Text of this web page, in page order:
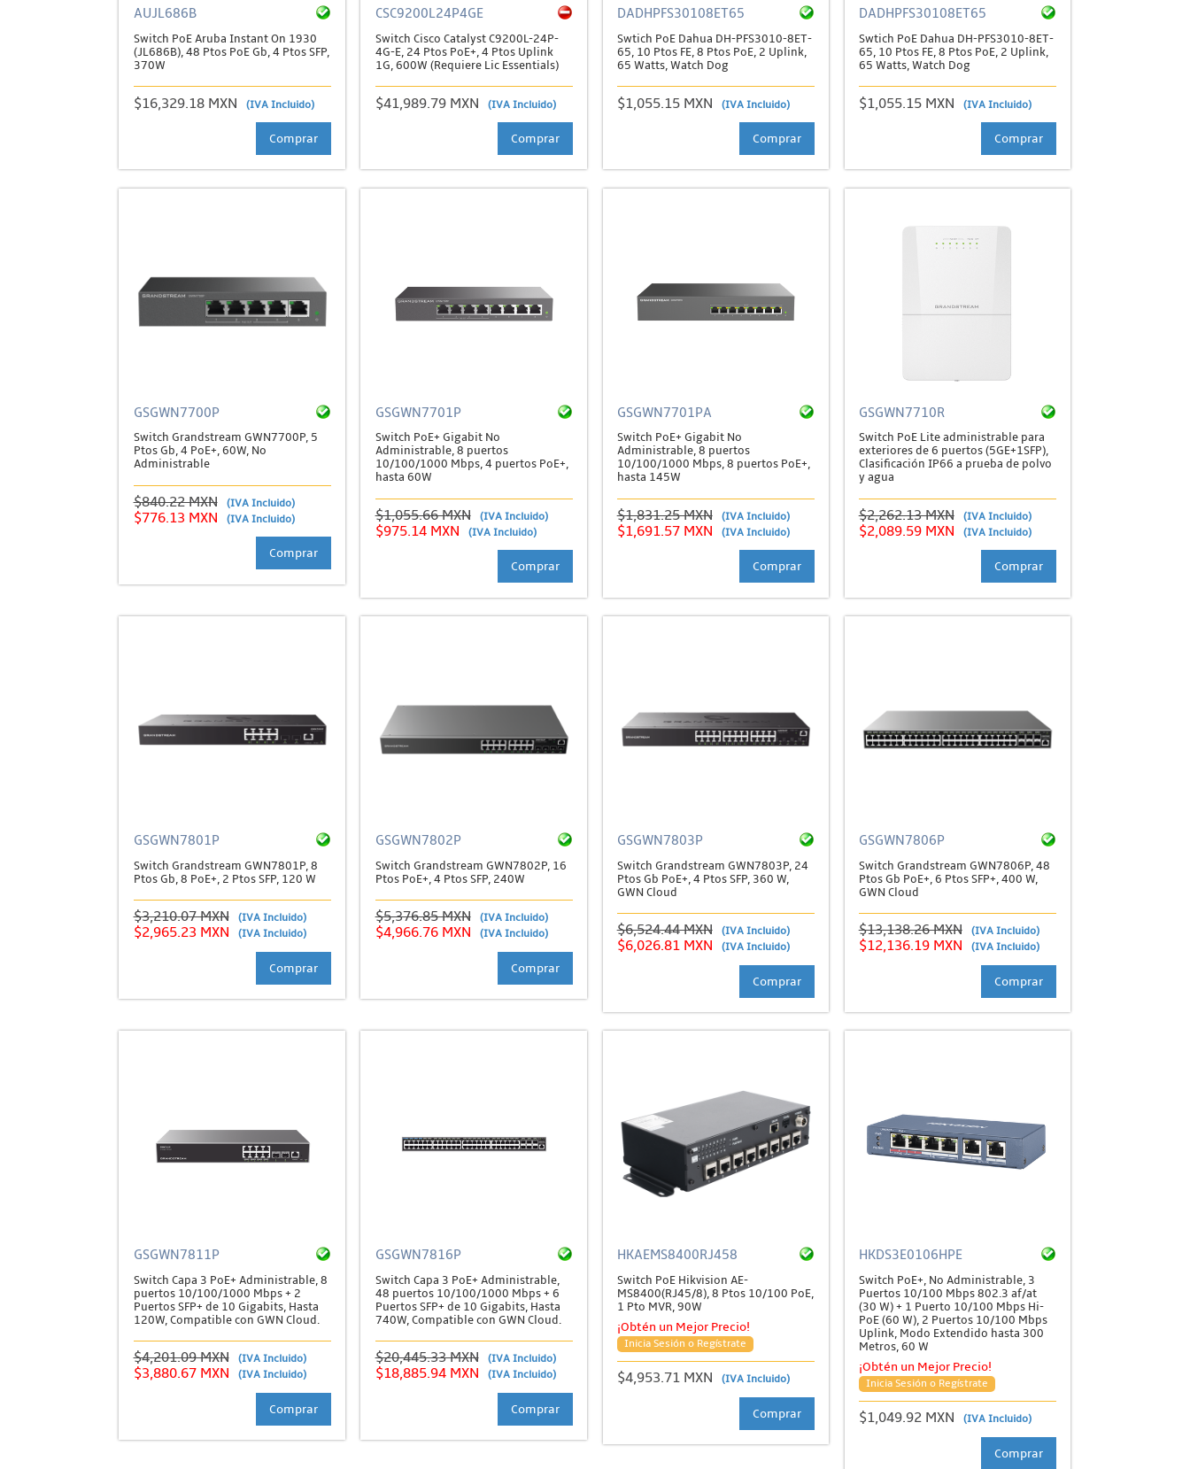
AUJL686B
Switch PoE Aruba Instant On 1930
(JL686B), 48 Ptos PoE Gb, 4 Ptos SFP,
370W
$16,329.18 MXN (IVA Incluido)
Comprar
CSC9200L24P4GE
Switch Cisco Catalyst C9200L-24P-
4G-E, 24 Ptos PoE+, 4 Ptos Uplink
1G, 600W (Requiere Lic Essentials)
$41,989.79 MXN (IVA Incluido)
Comprar
DADHPFS30108ET65
Swtich PoE Dahua DH-PFS3010-8ET-
65, 10 Ptos FE, 8 Ptos PoE, 2 Uplink,
65 Watts, Watch Dog
$1,055.15 MXN (IVA Incluido)
Comprar
DADHPFS30108ET65
Swtich PoE Dahua DH-PFS3010-8ET-
65, 10 Ptos FE, 8 Ptos PoE, 2 Uplink,
65 Watts, Watch Dog
$1,055.15 MXN (IVA Incluido)
Comprar
GSGWN7700P
Switch Grandstream GWN7700P, 5
Ptos Gb, 4 PoE+, 60W, No
Administrable
$840.22 MXN (IVA Incluido)
$776.13 MXN (IVA Incluido)
Comprar
GSGWN7701P
Switch PoE+ Gigabit No
Administrable, 8 puertos
10/100/1000 Mbps, 4 puertos PoE+,
hasta 60W
$1,055.66 MXN (IVA Incluido)
$975.14 MXN (IVA Incluido)
Comprar
GSGWN7701PA
Switch PoE+ Gigabit No
Administrable, 8 puertos
10/100/1000 Mbps, 8 puertos PoE+,
hasta 145W
$1,831.25 MXN (IVA Incluido)
$1,691.57 MXN (IVA Incluido)
Comprar
GSGWN7710R
Switch PoE Lite administrable para
exteriores de 6 puertos (5GE+1SFP),
Clasificación IP66 a prueba de polvo
y agua
$2,262.13 MXN (IVA Incluido)
$2,089.59 MXN (IVA Incluido)
Comprar
GSGWN7801P
Switch Grandstream GWN7801P, 8
Ptos Gb, 8 PoE+, 2 Ptos SFP, 120 W
$3,210.07 MXN (IVA Incluido)
$2,965.23 MXN (IVA Incluido)
Comprar
GSGWN7802P
Switch Grandstream GWN7802P, 16
Ptos PoE+, 4 Ptos SFP, 240W
$5,376.85 MXN (IVA Incluido)
$4,966.76 MXN (IVA Incluido)
Comprar
GSGWN7803P
Switch Grandstream GWN7803P, 24
Ptos Gb PoE+, 4 Ptos SFP, 360 W,
GWN Cloud
$6,524.44 MXN (IVA Incluido)
$6,026.81 MXN (IVA Incluido)
Comprar
GSGWN7806P
Switch Grandstream GWN7806P, 48
Ptos Gb PoE+, 6 Ptos SFP+, 400 W,
GWN Cloud
$13,138.26 MXN (IVA Incluido)
$12,136.19 MXN (IVA Incluido)
Comprar
GSGWN7811P
Switch Capa 3 PoE+ Administrable, 8
puertos 10/100/1000 Mbps + 2
Puertos SFP+ de 10 Gigabits, Hasta
120W, Compatible con GWN Cloud.
$4,201.09 MXN (IVA Incluido)
$3,880.67 MXN (IVA Incluido)
Comprar
GSGWN7816P
Switch Capa 3 PoE+ Administrable,
48 puertos 10/100/1000 Mbps + 6
Puertos SFP+ de 10 Gigabits, Hasta
740W, Compatible con GWN Cloud.
$20,445.33 MXN (IVA Incluido)
$18,885.94 MXN (IVA Incluido)
Comprar
HKAEMS8400RJ458
Switch PoE Hikvision AE-
MS8400(RJ45/8), 8 Ptos 10/100 PoE,
1 Pto MVR, 90W
¡Obtén un Mejor Precio!
Inicia Sesión o Regístrate
$4,953.71 MXN (IVA Incluido)
Comprar
HKDS3E0106HPE
Switch PoE+, No Administrable, 3
Puertos 10/100 Mbps 802.3 af/at
(30 W) + 1 Puerto 10/100 Mbps Hi-
PoE (60 W), 2 Puertos 10/100 Mbps
Uplink, Modo Extendido hasta 300
Metros, 60 W
¡Obtén un Mejor Precio!
Inicia Sesión o Regístrate
$1,049.92 MXN (IVA Incluido)
Comprar